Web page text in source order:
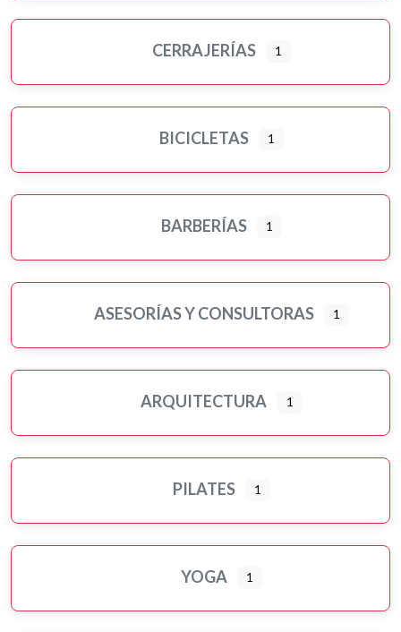
CERRAJERÍAS 1
BICICLETAS 1
BARBERÍAS 1
ASESORÍAS Y CONSULTORAS 1
ARQUITECTURA 1
PILATES 1
YOGA 1